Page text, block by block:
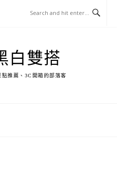
白雙搭
推薦、3C開箱的部落客